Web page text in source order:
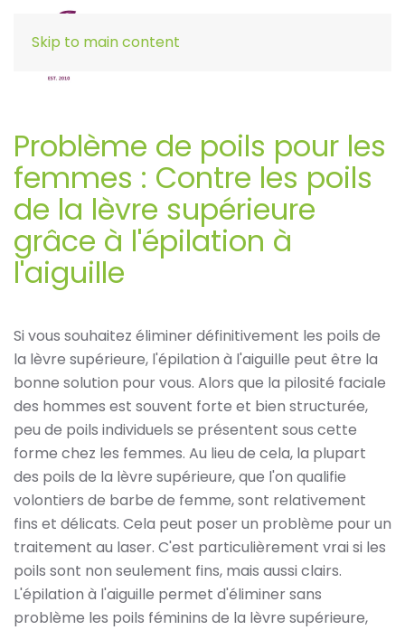
Skip to main content
Problème de poils pour les
femmes : Contre les poils
de la lèvre supérieure
grâce à l'épilation à
l'aiguille
Si vous souhaitez éliminer définitivement les poils de
la lèvre supérieure, l'épilation à l'aiguille peut être la
bonne solution pour vous. Alors que la pilosité faciale
des hommes est souvent forte et bien structurée,
peu de poils individuels se présentent sous cette
forme chez les femmes. Au lieu de cela, la plupart
des poils de la lèvre supérieure, que l'on qualifie
volontiers de barbe de femme, sont relativement
fins et délicats. Cela peut poser un problème pour un
traitement au laser. C'est particulièrement vrai si les
poils sont non seulement fins, mais aussi clairs.
L'épilation à l'aiguille permet d'éliminer sans
problème les poils féminins de la lèvre supérieure,